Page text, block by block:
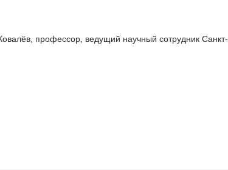
профессор, ведущий научный сотрудник Санкт-